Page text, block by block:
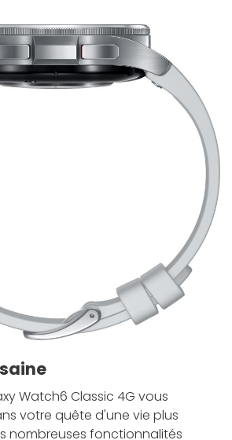
Watch6 Classic 4G vous
votre quête d'une vie plus
nombreuses fonctionnalités